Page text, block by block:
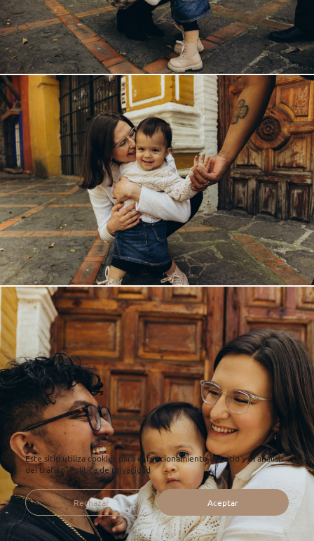
Este sitio utiliza cookies para el funcionamiento del sitio y el análisis
del tráfico.Política de privacidad
Rechazar Aceptar